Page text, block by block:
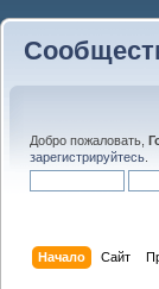
Добро пожаловать,
зарегистрируйтесь
Начало Сайт